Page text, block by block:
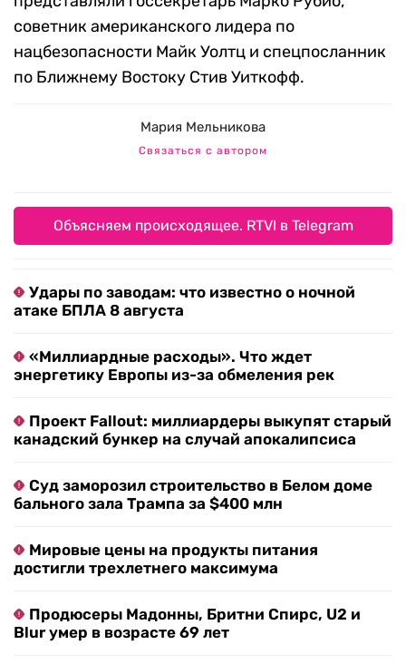
советник американского лидера по
нацбезопасности Майк Уолтц и спецпосланник
по Ближнему Востоку Стив Уиткофф.
Мария Мельникова
Связаться с автором
Объясняем происходящее. RTVI в Telegram
Удары по заводам: что известно о ночной
атаке БПЛА 8 августа
«Миллиардные расходы». Что ждет
энергетику Европы из-за обмеления рек
Проект Fallout: миллиардеры выкупят старый
канадский бункер на случай апокалипсиса
Суд заморозил строительство в Белом доме
бального зала Трампа за $400 млн
Мировые цены на продукты питания
достигли трехлетнего максимума
Продюсеры Мадонны, Бритни Спирс, U2 и
Blur умер в возрасте 69 лет